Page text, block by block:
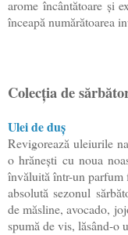
arome încântătoare și
înceapă numărătoarea
Colecția de
Ulei de duș
Revigorează uleiurile
o hrănești cu noua
învăluită într-un parfum
absolută sezonul
de măsline, avocado,
spumă de vis, lăsând-o